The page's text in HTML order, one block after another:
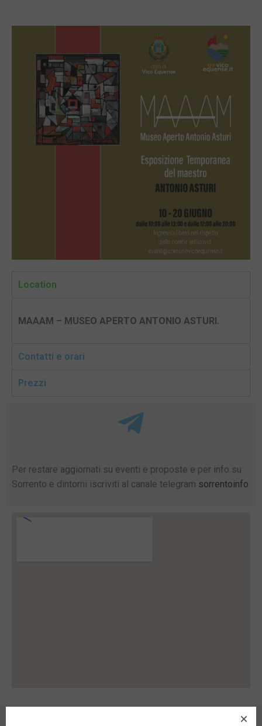
Location
MAAAM – MUSEO APERTO ANTONIO ASTURI.
Contatti e orari
Prezzi
Per restare aggiornati su eventi e proposte e per info su
Sorrento e dintorni iscriviti al canale telegram sorrentoinfo